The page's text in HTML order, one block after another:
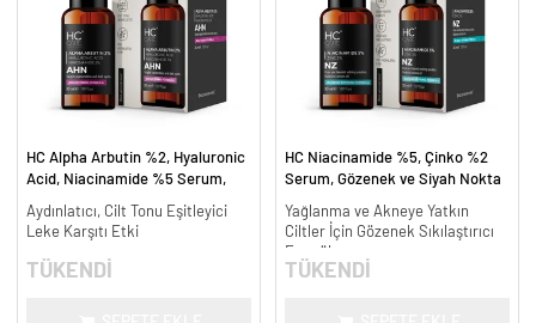
HC Alpha Arbutin %2, Hyaluronic
Acid, Niacinamide %5 Serum,
ml.
Aydınlatıcı, Cilt Tonu Eşitleyici
Leke Karşıtı Etki
TÜKENDİ
HC Niacinamide %5, Çinko %2
Serum, Gözenek ve Siyah Nokta
30 ml.
Yağlanma ve Akneye Yatkın
Ciltler İçin Gözenek Sıkılaştırıcı
Formül
TÜKENDİ